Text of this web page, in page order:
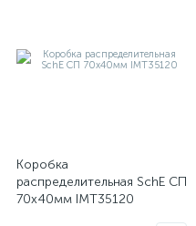
Коробка
распределительная SchE СП
70х40мм IMT35120